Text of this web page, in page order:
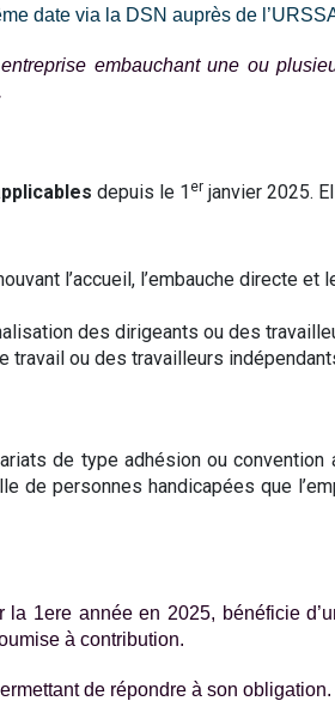
date via la DSN auprès de
embauchant une ou
depuis le 1 er janvier 2025.
l’accueil, l’embauche directe
des dirigeants ou des
ou des travailleurs
de type adhésion ou
de personnes handicapées que
la 1ere année en 2025, bénéficie
à contribution.
de répondre à son obligation.